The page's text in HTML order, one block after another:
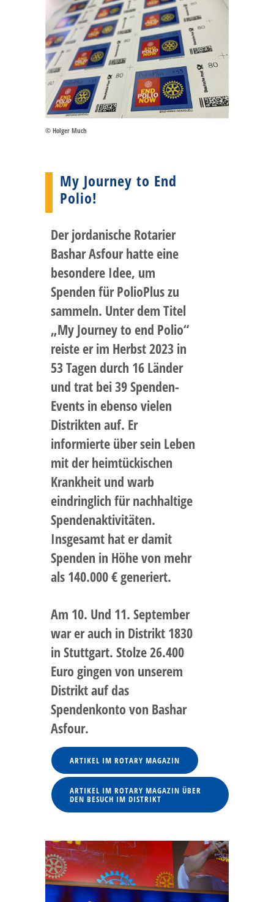
© Holger Much
My Journey to End
Polio!
Der jordanische Rotarier
Bashar Asfour hatte eine
besondere Idee, um
Spenden für PolioPlus zu
sammeln. Unter dem Titel
„My Journey to end Polio“
reiste er im Herbst 2023 in
53 Tagen durch 16 Länder
und trat bei 39 Spenden-
Events in ebenso vielen
Distrikten auf. Er
informierte über sein Leben
mit der heimtückischen
Krankheit und warb
eindringlich für nachhaltige
Spendenaktivitäten.
Insgesamt hat er damit
Spenden in Höhe von mehr
als 140.000 € generiert.
Am 10. Und 11. September
war er auch in Distrikt 1830
in Stuttgart. Stolze 26.400
Euro gingen von unserem
Distrikt auf das
Spendenkonto von Bashar
Asfour.
ARTIKEL IM ROTARY MAGAZIN
ARTIKEL IM ROTARY MAGAZIN ÜBER
DEN BESUCH IM DISTRIKT